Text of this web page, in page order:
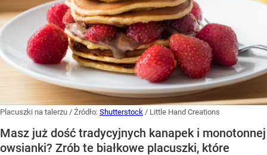
Placuszki na talerzu / Źródło: Shutterstock / Little Hand Creations
Masz już dość tradycyjnych kanapek i monotonnej
owsianki? Zrób te białkowe placuszki, które